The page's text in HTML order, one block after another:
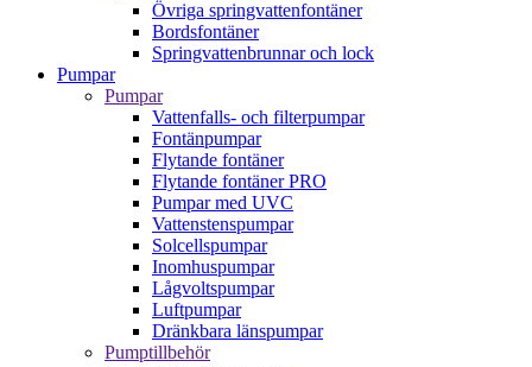
Övriga springvattenfontäner
Bordsfontäner
Springvattenbrunnar och lock
Pumpar
Pumpar
Vattenfalls- och filterpumpar
Fontänpumpar
Flytande fontäner
Flytande fontäner PRO
Pumpar med UVC
Vattenstenspumpar
Solcellspumpar
Inomhuspumpar
Lågvoltspumpar
Luftpumpar
Dränkbara länspumpar
Pumptillbehör